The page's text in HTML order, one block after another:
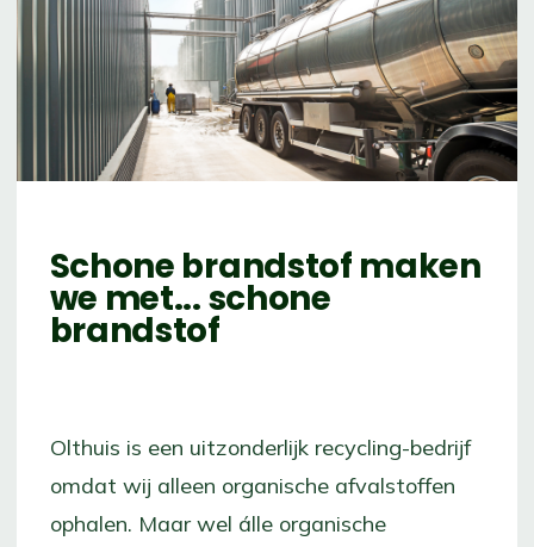
Schone brandstof maken
we met...schone
brandstof
Olthuis is een uitzonderlijk recycling-bedrijf
omdat wij alleen organische afvalstoffen
ophalen. Maar wel álle organische